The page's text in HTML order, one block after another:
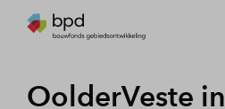
OolderVeste in